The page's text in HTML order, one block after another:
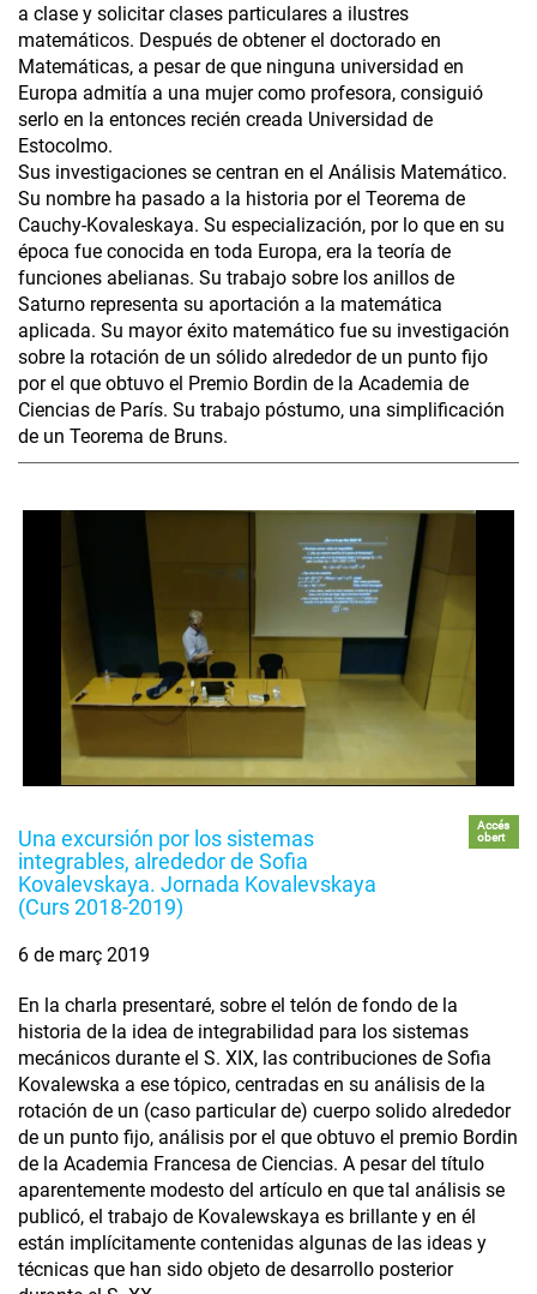
a clase y solicitar clases particulares a ilustres
matemáticos. Después de obtener el doctorado en
Matemáticas, a pesar de que ninguna universidad en
Europa admitía a una mujer como profesora, consiguió
serlo en la entonces recién creada Universidad de
Estocolmo.
Sus investigaciones se centran en el Análisis Matemático.
Su nombre ha pasado a la historia por el Teorema de
Cauchy-Kovaleskaya. Su especialización, por lo que en su
época fue conocida en toda Europa, era la teoría de
funciones abelianas. Su trabajo sobre los anillos de
Saturno representa su aportación a la matemática
aplicada. Su mayor éxito matemático fue su investigación
sobre la rotación de un sólido alrededor de un punto fijo
por el que obtuvo el Premio Bordin de la Academia de
Ciencias de París. Su trabajo póstumo, una simplificación
de un Teorema de Bruns.
Una excursión por los sistemas
integrables, alrededor de Sofia
Kovalevskaya. Jornada Kovalevskaya
(Curs 2018-2019)
Accés
obert
6 de març 2019
En la charla presentaré, sobre el telón de fondo de la
historia de la idea de integrabilidad para los sistemas
mecánicos durante el S. XIX, las contribuciones de Sofia
Kovalewska a ese tópico, centradas en su análisis de la
rotación de un (caso particular de) cuerpo solido alrededor
de un punto fijo, análisis por el que obtuvo el premio Bordin
de la Academia Francesa de Ciencias. A pesar del título
aparentemente modesto del artículo en que tal análisis se
publicó, el trabajo de Kovalewskaya es brillante y en él
están implícitamente contenidas algunas de las ideas y
técnicas que han sido objeto de desarrollo posterior